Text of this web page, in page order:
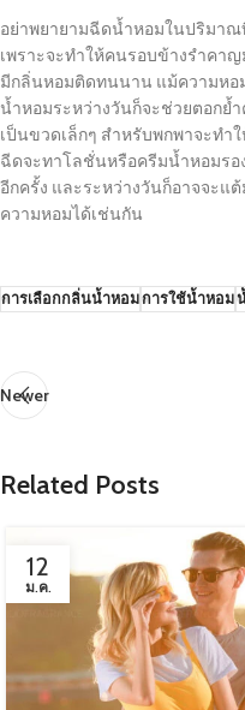
อย่าพยายามฉีดน้ำหอมในปริมาณ
เพราะจะทำให้คนรอบข้างรำคา
มีกลิ่นหอมติดทนนาน แม้ความห
น้ำหอมระหว่างวันก็จะช่วยตอกย้
เป็นขวดเล็กๆ สำหรับพกพาจะทำ
ฉีดจะทาโลชั่นหรือครีมน้ำหอมร
อีกครั้ง และระหว่างวันก็อาจจะแ
ความหอมได้เช่นกัน
การเลือกกลิ่นน้ำหอมการใช้น้ำหอม
Newer
Related Posts
12
ม.ค.